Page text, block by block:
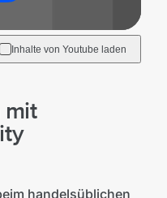
Inhalte von Youtube laden
mit
handelsüblichen